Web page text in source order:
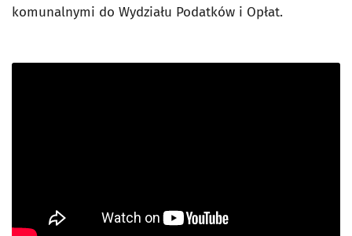
komunalnymi do Wydziału Podatków i Opłat.